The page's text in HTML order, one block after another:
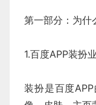
第一部分：为什
1.百度APP装扮
装扮是百度